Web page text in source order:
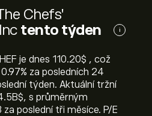
Chefs'
tento týden
i
je dnes 110.20‎$‎ , což
za posledních 24
týden. Aktuální tržní
s průměrným
poslední tři měsíce. P/E